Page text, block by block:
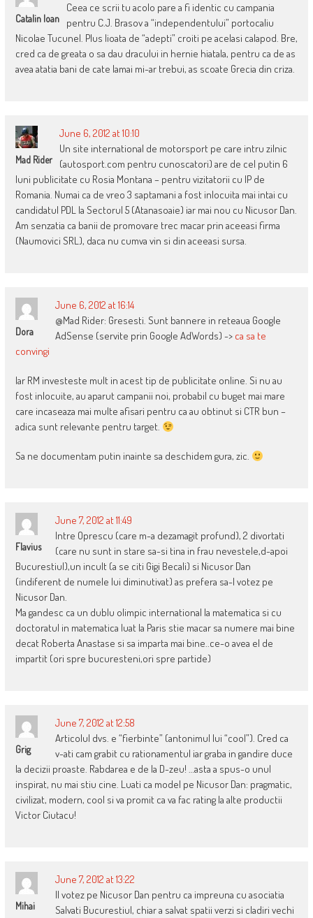
Catalin Ioan
Ceea ce scrii tu acolo pare a fi identic cu campania
pentru C.J. Brasov a “independentului” portocaliu
Nicolae Tucunel. Plus lioata de “adepti” croiti pe acelasi calapod. Bre,
cred ca de greata o sa dau dracului in hernie hiatala, pentru ca de as
avea atatia bani de cate lamai mi-ar trebui, as scoate Grecia din criza.
Mad Rider
June 6, 2012 at 10:10
Un site international de motorsport pe care intru zilnic
(autosport.com pentru cunoscatori) are de cel putin 6
luni publicitate cu Rosia Montana – pentru vizitatorii cu IP de
Romania. Numai ca de vreo 3 saptamani a fost inlocuita mai intai cu
candidatul PDL la Sectorul 5 (Atanasoaie) iar mai nou cu Nicusor Dan.
Am senzatia ca banii de promovare trec macar prin aceeasi firma
(Naumovici SRL), daca nu cumva vin si din aceeasi sursa.
Dora
June 6, 2012 at 16:14
@Mad Rider: Gresesti. Sunt bannere in reteaua Google
AdSense (servite prin Google AdWords) -> ca sa te
convingi
Iar RM investeste mult in acest tip de publicitate online. Si nu au
fost inlocuite, au aparut campanii noi, probabil cu buget mai mare
care incaseaza mai multe afisari pentru ca au obtinut si CTR bun –
adica sunt relevante pentru target.
Sa ne documentam putin inainte sa deschidem gura, zic.
Flavius
June 7, 2012 at 11:49
Intre Oprescu (care m-a dezamagit profund), 2 divortati
(care nu sunt in stare sa-si tina in frau nevestele,d-apoi
Bucurestiul),un incult (a se citi Gigi Becali) si Nicusor Dan
(indiferent de numele lui diminutivat) as prefera sa-l votez pe
Nicusor Dan.
Ma gandesc ca un dublu olimpic international la matematica si cu
doctoratul in matematica luat la Paris stie macar sa numere mai bine
decat Roberta Anastase si sa imparta mai bine..ce-o avea el de
impartit (ori spre bucuresteni,ori spre partide)
Grig
June 7, 2012 at 12:58
Articolul dvs. e “fierbinte” (antonimul lui “cool”). Cred ca
v-ati cam grabit cu rationamentul iar graba in gandire duce
la decizii proaste. Rabdarea e de la D-zeu! …asta a spus-o unul
inspirat, nu mai stiu cine. Luati ca model pe Nicusor Dan: pragmatic,
civilizat, modern, cool si va promit ca va fac rating la alte productii
Victor Ciutacu!
Mihai
June 7, 2012 at 13:22
Il votez pe Nicusor Dan pentru ca impreuna cu asociatia
Salvati Bucurestiul, chiar a salvat spatii verzi si cladiri vechi